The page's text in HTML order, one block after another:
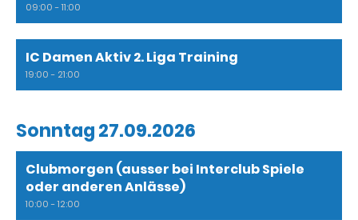
09:00 - 11:00
IC Damen Aktiv 2. Liga Training
19:00 - 21:00
Sonntag 27.09.2026
Clubmorgen (ausser bei Interclub Spiele
oder anderen Anlässe)
10:00 - 12:00